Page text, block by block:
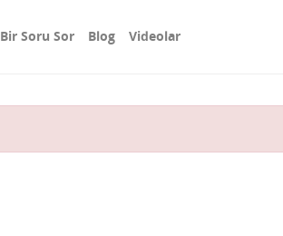
Bir Soru Sor Blog Videolar